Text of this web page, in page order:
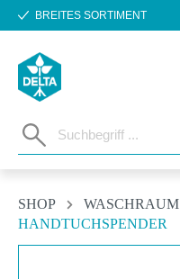
Zum Hauptinhalt springen
BREITES SORTIMENT
SHOP WASCHRAUM
HANDTUCHSPENDER